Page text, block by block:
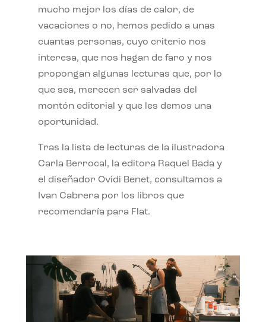
mucho mejor los días de calor, de
vacaciones o no, hemos pedido a unas
cuantas personas, cuyo criterio nos
interesa, que nos hagan de faro y nos
propongan algunas lecturas que, por lo
que sea, merecen ser salvadas del
montón editorial y que les demos una
oportunidad.
Tras la lista de lecturas de la ilustradora
Carla Berrocal, la editora Raquel Bada y
el diseñador Ovidi Benet, consultamos a
Ivan Cabrera por los libros que
recomendaría para Flat.